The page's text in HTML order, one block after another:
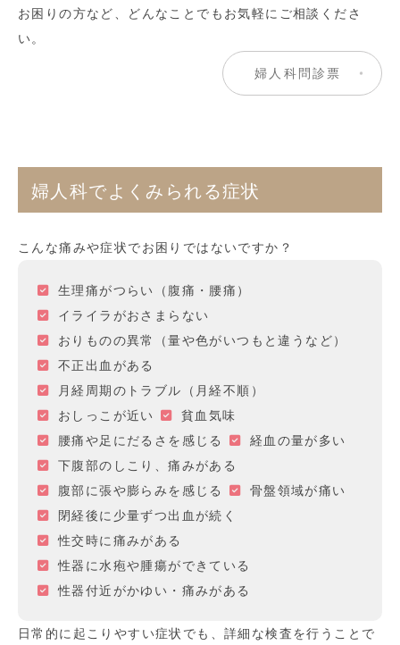
お困りの方など、どんなことでもお気軽にご相談くださ
い。
婦人科問診票
婦人科でよくみられる症状
こんな痛みや症状でお困りではないですか？
生理痛がつらい（腹痛・腰痛）
イライラがおさまらない
おりものの異常（量や色がいつもと違うなど）
不正出血がある
月経周期のトラブル（月経不順）
おしっこが近い
貧血気味
腰痛や足にだるさを感じる
経血の量が多い
下腹部のしこり、痛みがある
腹部に張や膨らみを感じる
骨盤領域が痛い
閉経後に少量ずつ出血が続く
性交時に痛みがある
性器に水疱や腫瘍ができている
性器付近がかゆい・痛みがある
日常的に起こりやすい症状でも、詳細な検査を行うことで